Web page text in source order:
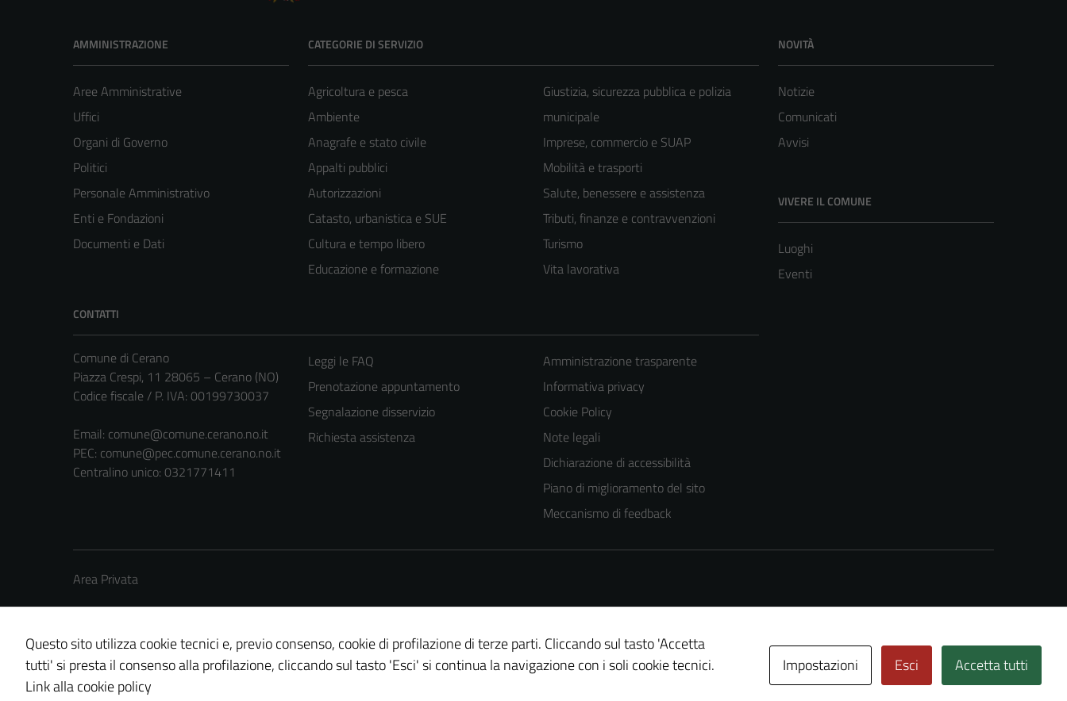
AMMINISTRAZIONE
Aree Amministrative
Uffici
Organi di Governo
Politici
Personale Amministrativo
Enti e Fondazioni
Documenti e Dati
CATEGORIE DI SERVIZIO
Agricoltura e pesca
Ambiente
Anagrafe e stato civile
Appalti pubblici
Autorizzazioni
Catasto, urbanistica e SUE
Cultura e tempo libero
Educazione e formazione
Giustizia, sicurezza pubblica e polizia
municipale
Imprese, commercio e SUAP
Mobilità e trasporti
Salute, benessere e assistenza
Tributi, finanze e contravvenzioni
Turismo
Vita lavorativa
NOVITÀ
Notizie
Comunicati
Avvisi
VIVERE IL COMUNE
Luoghi
Eventi
CONTATTI
Comune di Cerano
Piazza Crespi, 11 28065 – Cerano (NO)
Codice fiscale / P. IVA: 00199730037
Email: comune@comune.cerano.no.it
PEC: comune@pec.comune.cerano.no.it
Centralino unico: 0321771411
Leggi le FAQ
Prenotazione appuntamento
Segnalazione disservizio
Richiesta assistenza
Amministrazione trasparente
Informativa privacy
Cookie Policy
Note legali
Dichiarazione di accessibilità
Piano di miglioramento del sito
Meccanismo di feedback
Area Privata
Credits: © Technical Design s.r.l.
Questo sito utilizza cookie tecnici e, previo consenso, cookie di profilazione di terze parti. Cliccando sul tasto 'Accetta
tutti' si presta il consenso alla profilazione, cliccando sul tasto 'Esci' si continua la navigazione con i soli cookie tecnici.
Link alla cookie policy
Impostazioni Esci Accetta tutti
Tecnici
Questi cookie
per il
essere
disabilitati.